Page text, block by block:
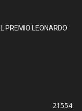
PREMIO LEONARDO
21554